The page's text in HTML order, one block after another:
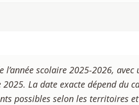
scolaire 2025-2026, avec
La date exacte dépend du
possibles selon les territoires